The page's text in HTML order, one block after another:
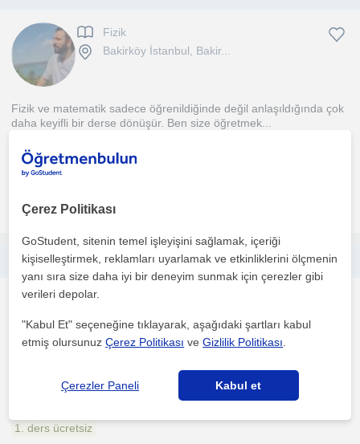
Fizik
Bakirköy İstanbul, Bakir...
Fizik ve matematik sadece öğrenildiğinde değil anlaşıldığında çok
daha keyifli bir derse dönüşür. Ben size öğretmek...
1. ders ücretsiz
daha fazlasını gör
Her Seviyeye Uygun İngilizce Özel Ders Veriyorum
Bakirköy İstanbul, Bakir...
Egitim hayatimin temellerini Alman Liseliler Egitim Vakfi’nda
tamamladiktan sonra, okul birinciligi basarisiyla Sak...
1. ders ücretsiz
Çerez Politikası
GoStudent, sitenin temel işleyişini sağlamak, içeriği
kişiselleştirmek, reklamları uyarlamak ve etkinliklerini ölçmenin
yanı sıra size daha iyi bir deneyim sunmak için çerezler gibi
verileri depolar.
"Kabul Et" seçeneğine tıklayarak, aşağıdaki şartları kabul
etmiş olursunuzÇerez Politikası veGizlilik Politikası
Çerezler Paneli Kabul et